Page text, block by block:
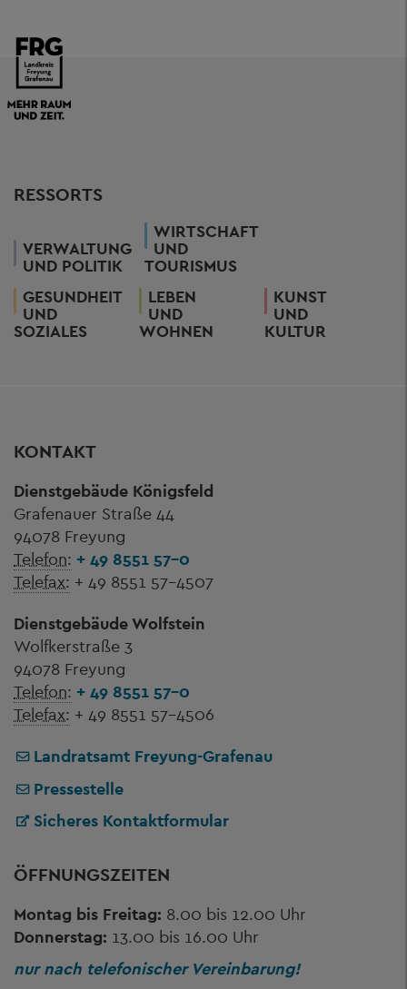
RESSORTS
VERWALTUNG
UND POLITIK
WIRTSCHAFT
UND
TOURISMUS
GESUNDHEIT
UND
SOZIALES
LEBEN
UND
WOHNEN
KUNST
UND
KULTUR
KONTAKT
Dienstgebäude Königsfeld
Grafenauer Straße 44
94078 Freyung
Telefon: + 49 8551 57-0
Telefax: + 49 8551 57-4507
Dienstgebäude Wolfstein
Wolfkerstraße 3
94078 Freyung
Telefon: + 49 8551 57-0
Telefax: + 49 8551 57-4506
Landratsamt Freyung-Grafenau
Pressestelle
Sicheres Kontaktformular
ÖFFNUNGSZEITEN
Montag bis Freitag: 8.00 bis 12.00 Uhr
Donnerstag: 13.00 bis 16.00 Uhr
nur nach telefonischer Vereinbarung!